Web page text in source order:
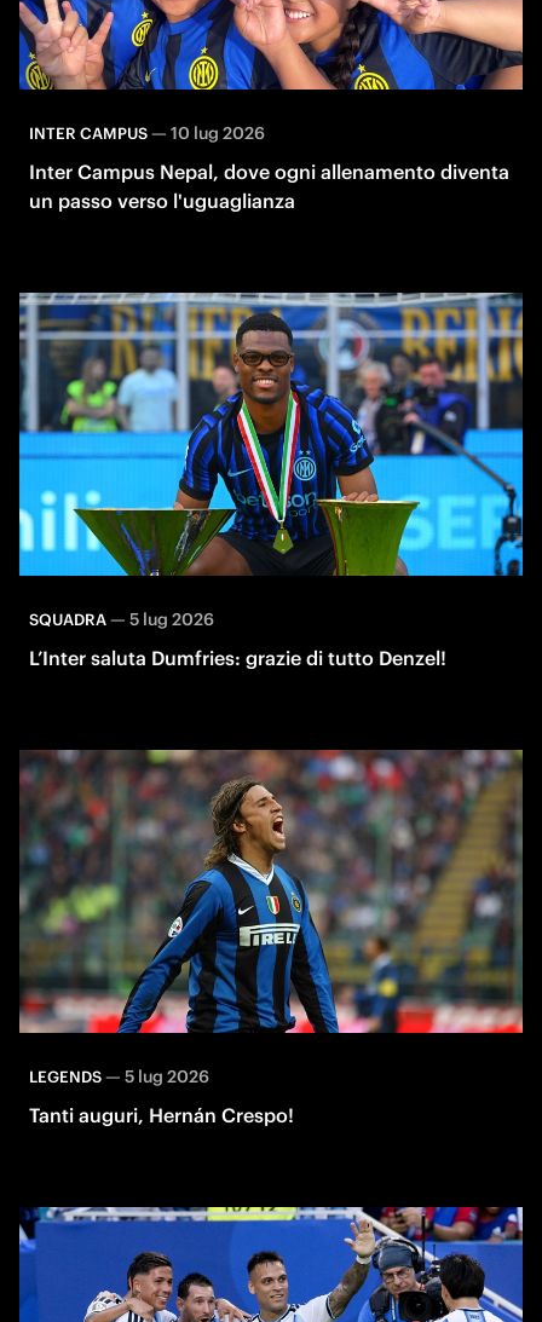
INTER CAMPUS— 10 lug 2026
Inter Campus Nepal, dove ogni allenamento diventa
un passo verso l'uguaglianza
SQUADRA— 5 lug 2026
L’Inter saluta Dumfries: grazie di tutto Denzel!
LEGENDS— 5 lug 2026
Tanti auguri, Hernán Crespo!